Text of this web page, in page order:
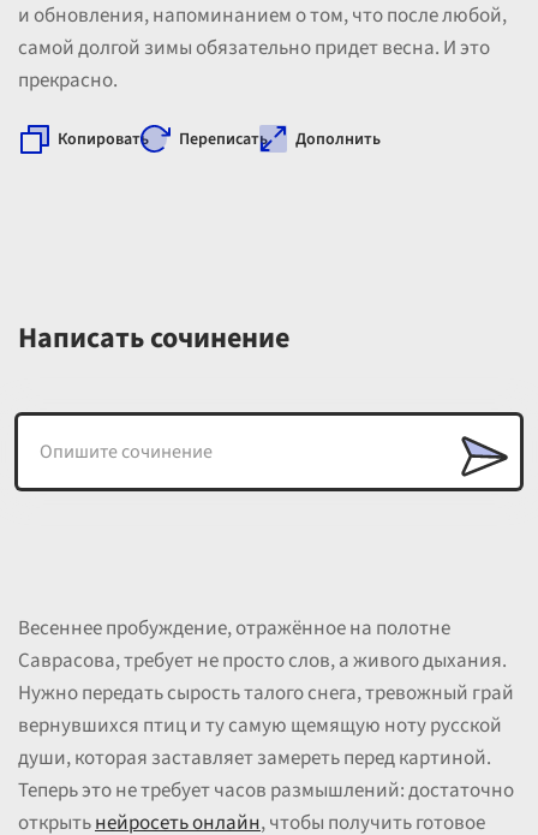
и обновления, напоминанием о том, что после любой,
самой долгой зимы обязательно придет весна. И это
прекрасно.
Копировать Переписать Дополнить
Написать сочинение
Весеннее пробуждение, отражённое на полотне
Саврасова, требует не просто слов, а живого дыхания.
Нужно передать сырость талого снега, тревожный грай
вернувшихся птиц и ту самую щемящую ноту русской
души, которая заставляет замереть перед картиной.
Теперь это не требует часов размышлений: достаточно
открытьнейросеть онлайн, чтобы получить готовое